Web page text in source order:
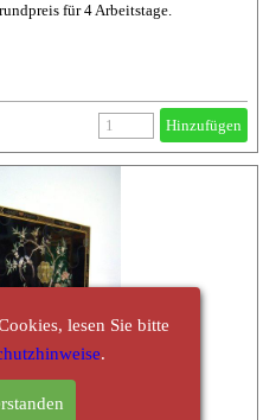
für 4 Arbeitstage.
Hinzufügen
lesen Sie bitte
.